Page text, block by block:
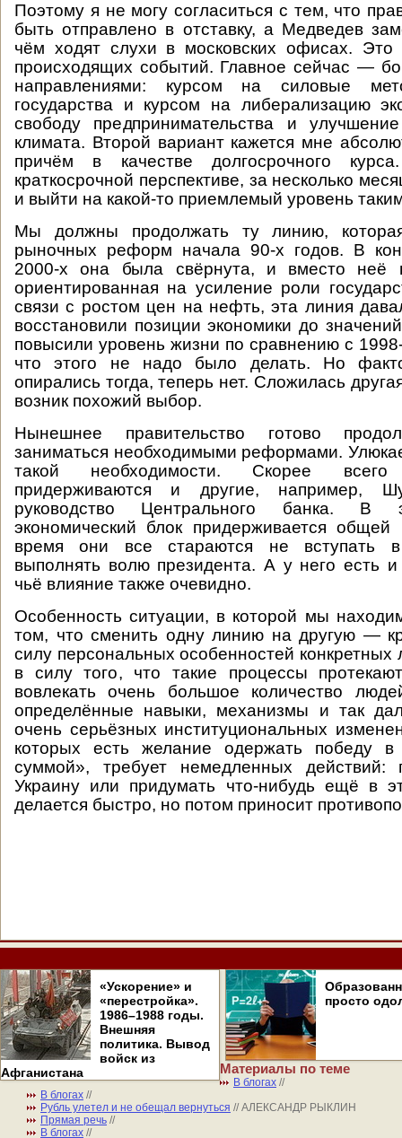
Поэтому я не могу согласиться с тем, что
быть отправлено в отставку, а Медведев
чём ходят слухи в московских офисах. Это
происходящих событий. Главное сейчас —
направлениями: курсом на силовые
государства и курсом на либерализацию
свободу предпринимательства и
климата. Второй вариант кажется мне
причём в качестве долгосрочного
краткосрочной перспективе, за несколько
и выйти на какой-то приемлемый уровень
Мы должны продолжать ту линию,
рыночных реформ начала 90-х годов. В
2000-х она была свёрнута, и вместо неё
ориентированная на усиление роли
связи с ростом цен на нефть, эта линия
восстановили позиции экономики до
повысили уровень жизни по сравнению с
что этого не надо было делать. Но
опирались тогда, теперь нет. Сложилась
возник похожий выбор.
Нынешнее правительство готово
заниматься необходимыми реформами.
такой необходимости. Скорее
придерживаются и другие, например,
руководство Центрального банка. В
экономический блок придерживается
время они все стараются не вступать
выполнять волю президента. А у него есть и
чьё влияние также очевидно.
Особенность ситуации, в которой мы
том, что сменить одну линию на другую —
силу персональных особенностей конкретных
в силу того, что такие процессы
вовлекать очень большое количество
определённые навыки, механизмы и так
очень серьёзных институциональных
которых есть желание одержать победу
суммой», требует немедленных действий:
Украину или придумать что-нибудь ещё в
делается быстро, но потом приносит
«Ускорение» и
«перестройка».
1986–1988 годы.
Внешняя
политика. Вывод
войск из
Афганистана
просто
Материалы по теме
В блогах //
В блогах //
Рубль улетел и не обещал вернуться // АЛЕКСАНДР РЫКЛИН
Прямая речь //
В блогах //